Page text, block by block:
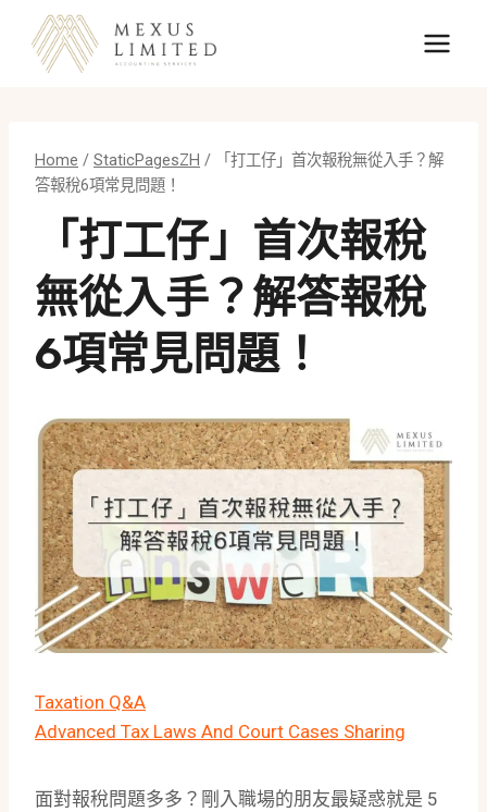
content
Home / StaticPagesZH /
「打工仔」首次報稅無從入手？解
答報稅6項常見問題！
「打工仔」首次報稅
無從入手？解答報稅
6項常見問題！
Taxation Q&A
Advanced Tax Laws And Court Cases Sharing
面對報稅問題多多？剛入職場的朋友最疑惑就是 5